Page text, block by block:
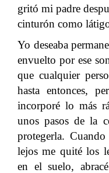
gritó mi padre
cinturón como
Yo deseaba
envuelto por ese
que cualquier
hasta entonces,
incorporé lo más
unos pasos de la
protegerla.
lejos me quité los
en el suelo,